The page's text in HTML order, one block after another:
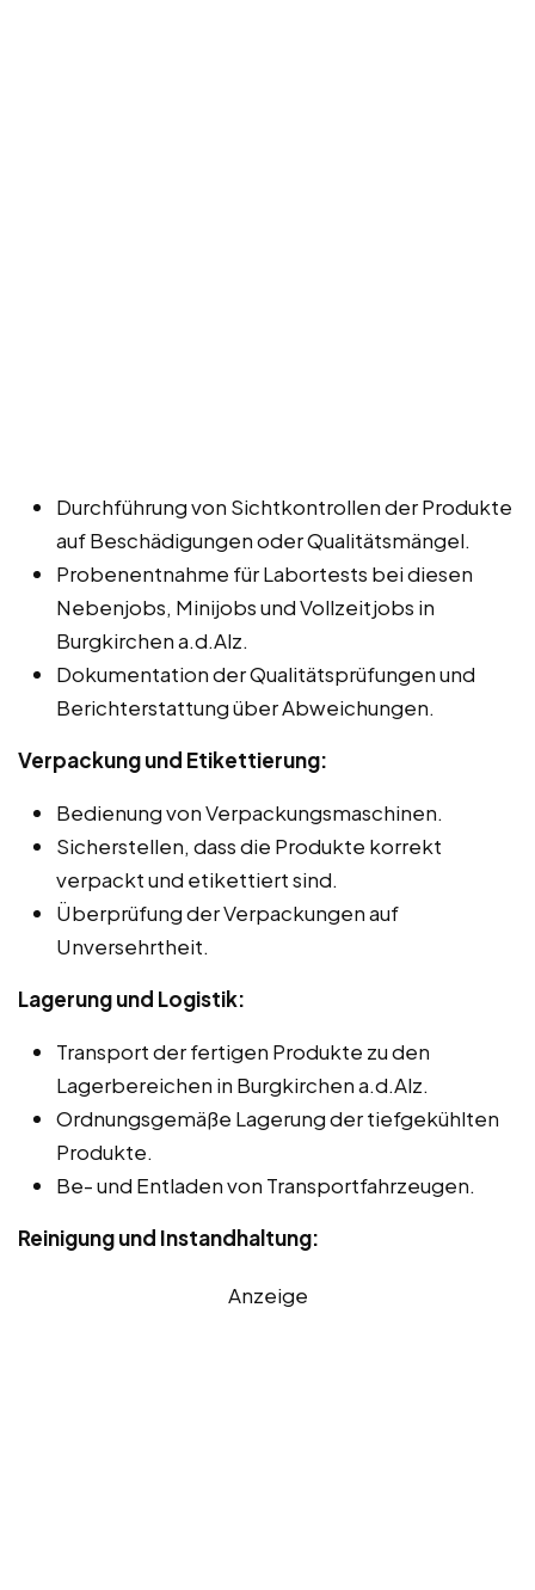
Durchführung von Sichtkontrollen der Produkte
auf Beschädigungen oder Qualitätsmängel.
Probenentnahme für Labortests bei diesen
Nebenjobs, Minijobs und Vollzeitjobs in
Burgkirchen a.d.Alz.
Dokumentation der Qualitätsprüfungen und
Berichterstattung über Abweichungen.
Verpackung und Etikettierung:
Bedienung von Verpackungsmaschinen.
Sicherstellen, dass die Produkte korrekt
verpackt und etikettiert sind.
Überprüfung der Verpackungen auf
Unversehrtheit.
Lagerung und Logistik:
Transport der fertigen Produkte zu den
Lagerbereichen in Burgkirchen a.d.Alz.
Ordnungsgemäße Lagerung der tiefgekühlten
Produkte.
Be- und Entladen von Transportfahrzeugen.
Reinigung und Instandhaltung:
Anzeige